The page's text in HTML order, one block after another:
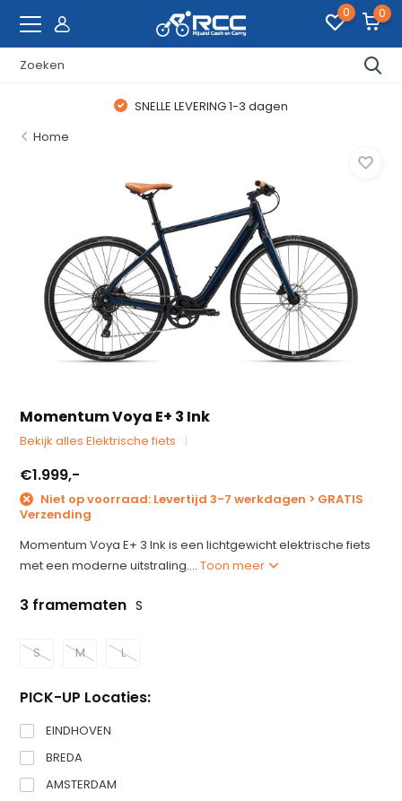
0 0
SNELLE LEVERING 1-3 dagen
Home
Momentum Voya E+ 3 Ink
Bekijk alles Elektrische fiets
€1.999,-
Niet op voorraad: Levertijd 3-7 werkdagen > GRATIS
Verzending
Momentum Voya E+ 3 Ink is een lichtgewicht elektrische fiets
met een moderne uitstraling....Toon meer
3 framematen S
S M L
PICK-UP Locaties:
EINDHOVEN
BREDA
AMSTERDAM